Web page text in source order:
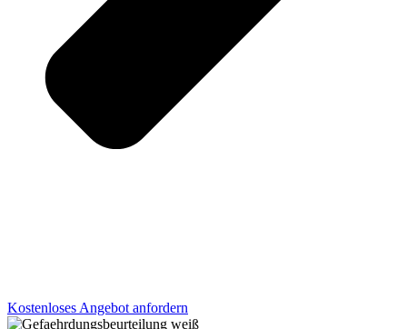
Kostenloses Angebot anfordern